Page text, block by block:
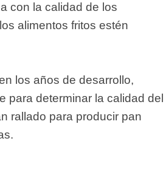
con la calidad de los
alimentos fritos estén
los años de desarrollo,
para determinar la calidad del
rallado para producir pan